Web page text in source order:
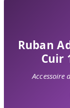
Ruban
Cuir